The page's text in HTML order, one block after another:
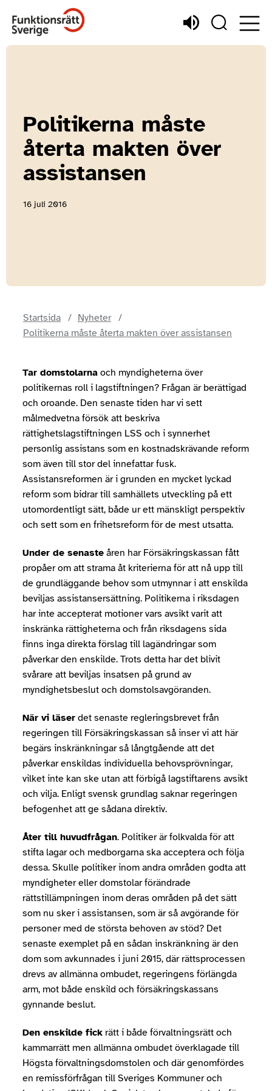
Politikerna måste
återta makten över
assistansen
16 juli 2016
Startsida
Nyheter
Politikerna måste återta makten över assistansen
Tar domstolarna och myndigheterna över
politikernas roll i lagstiftningen? Frågan är berättigad
och oroande. Den senaste tiden har vi sett
målmedvetna försök att beskriva
rättighetslagstiftningen LSS och i synnerhet
personlig assistans som en kostnadskrävande reform
som även till stor del innefattar fusk.
Assistansreformen är i grunden en mycket lyckad
reform som bidrar till samhällets utveckling på ett
utomordentligt sätt, både ur ett mänskligt perspektiv
och sett som en frihetsreform för de mest utsatta.
Under de senaste åren har Försäkringskassan fått
propåer om att strama åt kriterierna för att nå upp till
de grundläggande behov som utmynnar i att enskilda
beviljas assistansersättning. Politikerna i riksdagen
har inte accepterat motioner vars avsikt varit att
inskränka rättigheterna och från riksdagens sida
finns inga direkta förslag till lagändringar som
påverkar den enskilde. Trots detta har det blivit
svårare att beviljas insatsen på grund av
myndighetsbeslut och domstolsavgöranden.
När vi läser det senaste regleringsbrevet från
regeringen till Försäkringskassan så inser vi att här
begärs inskränkningar så långtgående att det
påverkar enskildas individuella behovsprövningar,
vilket inte kan ske utan att förbigå lagstiftarens avsikt
och vilja. Enligt svensk grundlag saknar regeringen
befogenhet att ge sådana direktiv.
Åter till huvudfrågan. Politiker är folkvalda för att
stifta lagar och medborgarna ska acceptera och följa
dessa. Skulle politiker inom andra områden godta att
myndigheter eller domstolar förändrade
rättstillämpningen inom deras områden på det sätt
som nu sker i assistansen, som är så avgörande för
personer med de största behoven av stöd? Det
senaste exemplet på en sådan inskränkning är den
dom som avkunnades i juni 2015, där rättsprocessen
drevs av allmänna ombudet, regeringens förlängda
arm, mot både enskild och försäkringskassans
gynnande beslut.
Den enskilde fick rätt i både förvaltningsrätt och
kammarrätt men allmänna ombudet överklagade till
Högsta förvaltningsdomstolen och där genomfördes
en remissförfrågan till Sveriges Kommuner och